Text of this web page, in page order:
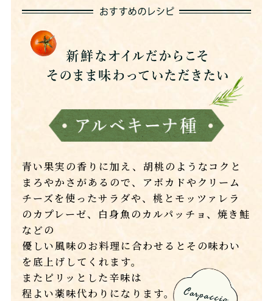
青い果実の香りに加え、胡桃のようなコクと
まろやかさがあるので、アボカドやクリーム
チーズを使ったサラダや、桃とモッツァレラ
のカプレーゼ、白身魚のカルパッチョ、焼き鮭
などの
優しい風味のお料理に合わせるとその味わい
を底上げしてくれます。
またピリッとした辛味は
程よい薬味代わりになります。